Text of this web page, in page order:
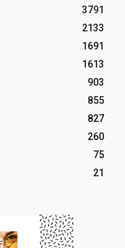
3791
2133
1691
1613
903
855
827
260
75
21